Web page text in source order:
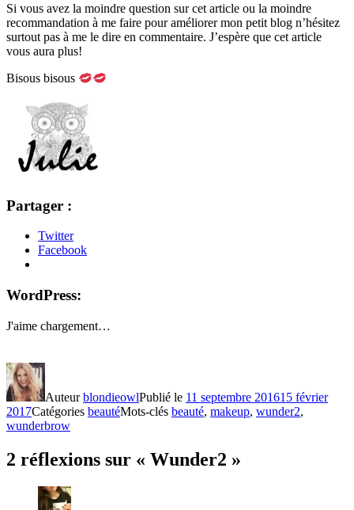
Si vous avez la moindre question sur cet article ou la moindre
recommandation à me faire pour améliorer mon petit blog n’hésitez
surtout pas à me le dire en commentaire. J’espère que cet article
vous aura plus!
Bisous bisous
Partager :
Twitter
Facebook
WordPress:
J'aime chargement…
AuteurblondieowlPublié le 11 septembre 201615 février
2017Catégories beautéMots-clés beauté, makeup, wunder2,
wunderbrow
2 réflexions sur « Wunder2 »